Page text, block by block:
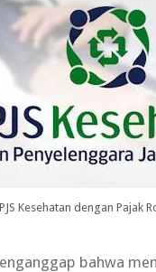
Kesehatan dengan Pajak
bahwa